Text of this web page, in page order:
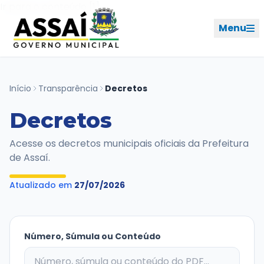
Ir para o conteúdo [1]
Menu
PERFIL DE NAVEGAÇÃO
Geral
Início
Cidade
Ouvidoria
Início Transparência Decretos
Decretos
Acesse os decretos municipais oficiais da Prefeitura
de Assaí.
Atualizado em 27/07/2026
Número, Súmula ou Conteúdo